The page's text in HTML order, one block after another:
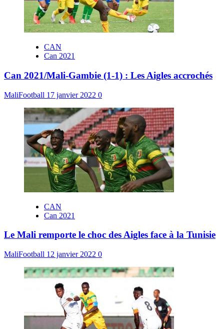
CAN
Can 2021
Can 2021/Mali-Gambie (1-1) : Les Aigles accrochés
MaliFootball 17 janvier 2022 0
CAN
Can 2021
Le Mali remporte le choc des Aigles face à la Tunisie
MaliFootball 12 janvier 2022 0